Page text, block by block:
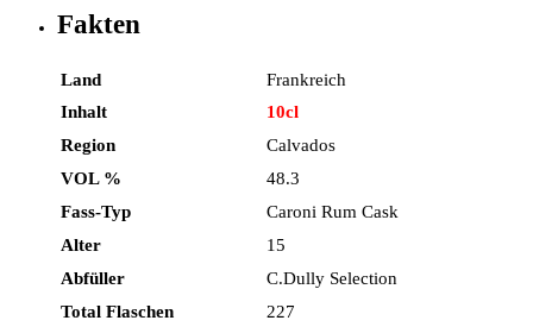
Fakten
Land
Frankreich
Inhalt
10cl
Region
Calvados
VOL %
48.3
Fass-Typ
Caroni Rum Cask
Alter
15
Abfüller
C.Dully Selection
Total Flaschen
227